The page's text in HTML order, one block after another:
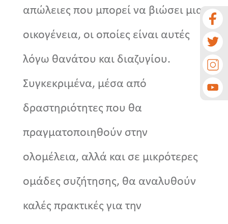
απώλειες που μπορεί να βιώσει μια
οικογένεια, οι οποίες είναι αυτές
λόγω θανάτου και διαζυγίου.
Συγκεκριμένα, μέσα από
δραστηριότητες που θα
πραγματοποιηθούν στην
ολομέλεια, αλλά και σε μικρότερες
ομάδες συζήτησης, θα αναλυθούν
καλές πρακτικές για την